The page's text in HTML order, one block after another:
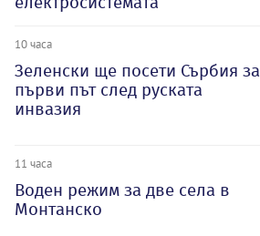
10 часа
Зеленски ще посети Сърбия за
първи път след руската
инвазия
11 часа
Воден режим за две села в
Монтанско